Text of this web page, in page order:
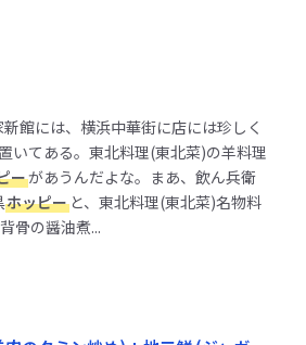
館には、横浜中華街に店には珍しく
いてある。東北料理(東北菜)の羊料理
ーがあうんだよな。まあ、飲ん兵衛
ホッピーと、東北料理(東北菜)名物料
骨の醤油煮...